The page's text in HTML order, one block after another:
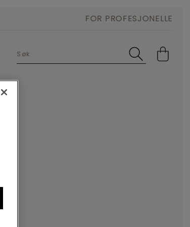
FOR PROFESJONELLE